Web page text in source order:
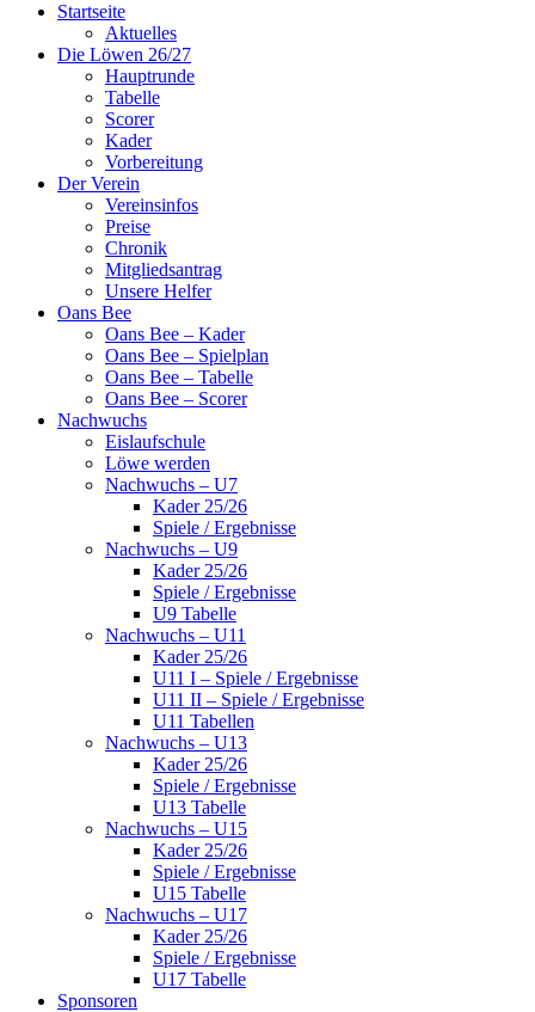
Startseite
Aktuelles
Die Löwen 26/27
Hauptrunde
Tabelle
Scorer
Kader
Vorbereitung
Der Verein
Vereinsinfos
Preise
Chronik
Mitgliedsantrag
Unsere Helfer
Oans Bee
Oans Bee – Kader
Oans Bee – Spielplan
Oans Bee – Tabelle
Oans Bee – Scorer
Nachwuchs
Eislaufschule
Löwe werden
Nachwuchs – U7
Kader 25/26
Spiele / Ergebnisse
Nachwuchs – U9
Kader 25/26
Spiele / Ergebnisse
U9 Tabelle
Nachwuchs – U11
Kader 25/26
U11 I – Spiele / Ergebnisse
U11 II – Spiele / Ergebnisse
U11 Tabellen
Nachwuchs – U13
Kader 25/26
Spiele / Ergebnisse
U13 Tabelle
Nachwuchs – U15
Kader 25/26
Spiele / Ergebnisse
U15 Tabelle
Nachwuchs – U17
Kader 25/26
Spiele / Ergebnisse
U17 Tabelle
Sponsoren